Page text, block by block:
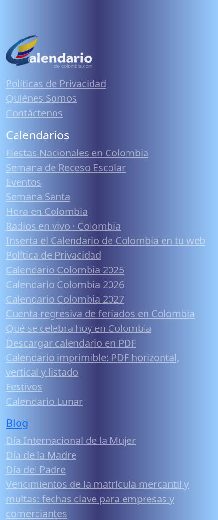
Políticas de Privacidad
Quiénes Somos
Contáctenos
Calendarios
Fiestas Nacionales en Colombia
Semana de Receso Escolar
Eventos
Semana Santa
Hora en Colombia
Radios en vivo · Colombia
Inserta el Calendario de Colombia en tu web
Política de Privacidad
Calendario Colombia 2025
Calendario Colombia 2026
Calendario Colombia 2027
Cuenta regresiva de feriados en Colombia
Qué se celebra hoy en Colombia
Descargar calendario en PDF
Calendario imprimible: PDF horizontal,
vertical y listado
Festivos
Calendario Lunar
Blog
Día Internacional de la Mujer
Día de la Madre
Día del Padre
Vencimientos de la matrícula mercantil y
multas: fechas clave para empresas y
comerciantes